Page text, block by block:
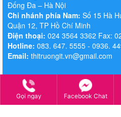
Đống Đa – Hà Nội
Chi nhánh phía Nam: Số 15 Hà
Quận 12, TP Hồ Chí Minh
Điện thoại: 024 3564 3362 Fax:
Hotline: 083. 647. 5555 - 0936.
Email: thitruongit.vn@gmail.com
Gọi ngay Facebook Chat